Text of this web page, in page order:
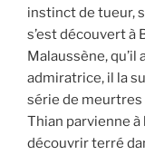
instinct de tueur,
s’est découvert à
Malaussène,
admiratrice, il la
série de meurtres
Thian parvienne
découvrir terré